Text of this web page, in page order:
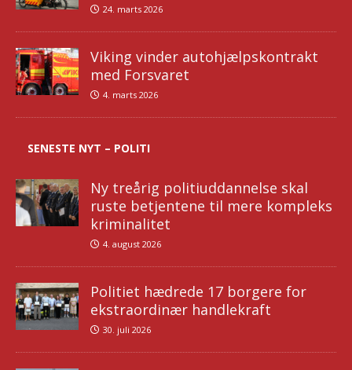
24. marts 2026
Viking vinder autohjælpskontrakt
med Forsvaret
4. marts 2026
SENESTE NYT – POLITI
Ny treårig politiuddannelse skal
ruste betjentene til mere kompleks
kriminalitet
4. august 2026
Politiet hædrede 17 borgere for
ekstraordinær handlekraft
30. juli 2026